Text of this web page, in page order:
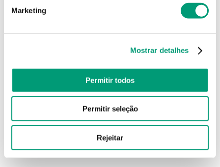
Marketing
Mostrar detalhes
Permitir todos
Permitir seleção
Rejeitar